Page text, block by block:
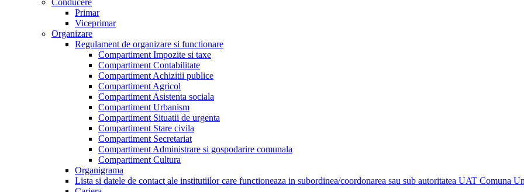
Conducere
Primar
Viceprimar
Organizare
Regulament de organizare si functionare
Compartiment Impozite si taxe
Compartiment Contabilitate
Compartiment Achizitii publice
Compartiment Agricol
Compartiment Asistenta sociala
Compartiment Urbanism
Compartiment Situatii de urgenta
Compartiment Stare civila
Compartiment Secretariat
Compartiment Administrare si gospodarire comunala
Compartiment Cultura
Organigrama
Lista si datele de contact ale institutiilor care functioneaza in subordinea/coordonarea sau sub autoritatea UAT Comuna